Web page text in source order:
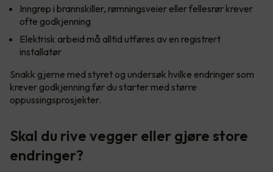
Inngrep i brannskiller, rømningsveier eller fellesrør krever
ofte godkjenning
Elektrisk arbeid må alltid utføres av en registrert
installatør
Snakk gjerne med styret og undersøk hvilke endringer som
krever godkjenning før du starter med større
oppussingsprosjekter.
Skal du rive vegger eller gjøre store
endringer?